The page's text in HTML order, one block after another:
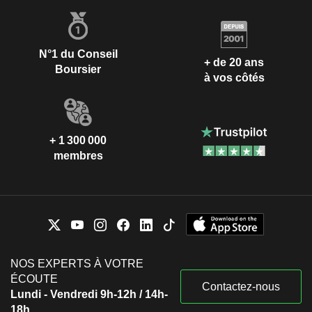
N°1 du Conseil
Boursier
+ de 20 ans
à vos côtés
+ 1 300 000
membres
NOS EXPERTS À VOTRE
ÉCOUTE
Lundi - Vendredi 9h-12h / 14h-
18h
Contactez-nous